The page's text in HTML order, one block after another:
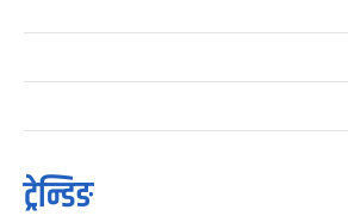
ट्रेन्डिङ